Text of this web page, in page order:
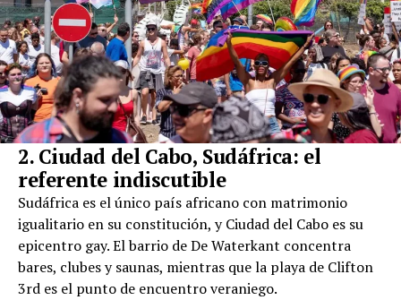
2. Ciudad del Cabo, Sudáfrica: el
referente indiscutible
Sudáfrica es el único país africano con matrimonio
igualitario en su constitución, y Ciudad del Cabo es su
epicentro gay. El barrio de De Waterkant concentra
bares, clubes y saunas, mientras que la playa de Clifton
3rd es el punto de encuentro veraniego.